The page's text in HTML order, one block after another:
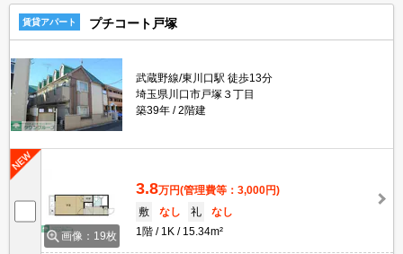
賃貸アパート プチコート戸塚
武蔵野線/東川口駅 徒歩13分
埼玉県川口市戸塚３丁目
築39年
2階建
画像：19枚
3.8万円(管理費等：3,000円)
敷
なし 礼
なし
1階
1K 15.34m²